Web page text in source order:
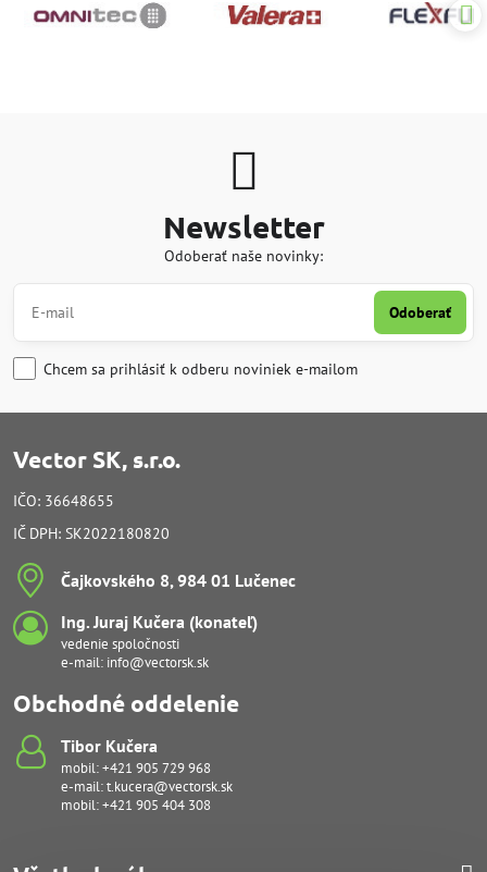
Newsletter
Odoberať naše novinky:
Odoberať
Chcem sa prihlásiť k odberu noviniek e-mailom
Vector SK, s.r.o.
IČO: 36648655
IČ DPH: SK2022180820
Čajkovského 8, 984 01 Lučenec
Ing​. Juraj Kučera (konateľ)
vedenie spoločnosti
e-mail: info@vectorsk.sk
Obchodné oddelenie
Tibor Kučera
mobil:+421 905 729 968
e-mail:t.kucera@vectorsk.sk
mobil:+421 905 404 308